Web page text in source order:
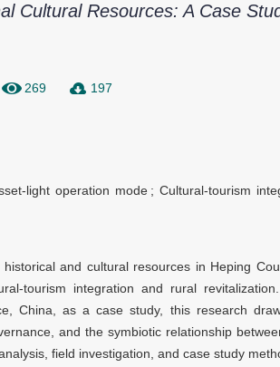
Cultural Resources: A Case
269 197
light operation mode ;Cultural-tourism
and cultural resources in Heping
tourism integration and rural
China, as a case study, this research
and the symbiotic relationship
field investigation, and case study